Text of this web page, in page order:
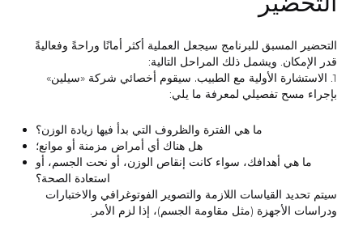
التحضير المسبق للبرنامج سيجعل العملية أكثر أمانًا وراحةً وفعاليةً
قدر الإمكان. ويشمل ذلك المراحل التالية:
1. الاستشارة الأولية مع الطبيب. سيقوم أخصائي شركة «سيلين»
بإجراء مسح تفصيلي لمعرفة ما يلي:
ما هي الفترة والظروف التي بدأ فيها زيادة الوزن؟
هل هناك أي أمراض مزمنة أو موانع؛
ما هي أهدافك، سواء كانت إنقاص الوزن، أو نحت الجسم، أو
استعادة الصحة؟
سيتم تحديد القياسات اللازمة والتصوير الفوتوغرافي والاختبارات
ودراسات الأجهزة (مثل مقاومة الجسم)، إذا لزم الأمر.